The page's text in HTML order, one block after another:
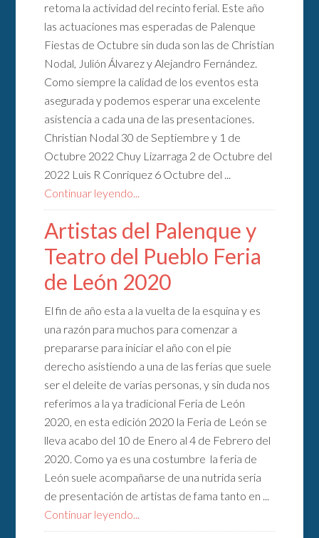
retoma la actividad del recinto ferial. Este año
las actuaciones mas esperadas de Palenque
Fiestas de Octubre sin duda son las de Christian
Nodal, Julión Álvarez y Alejandro Fernández.
Como siempre la calidad de los eventos esta
asegurada y podemos esperar una excelente
asistencia a cada una de las presentaciones.
Christian Nodal 30 de Septiembre y 1 de
Octubre 2022 Chuy Lizarraga 2 de Octubre del
2022 Luis R Conriquez 6 Octubre del ...
Continuar leyendo...
Artistas del Palenque y
Teatro del Pueblo Feria
de León 2020
El fin de año esta a la vuelta de la esquina y es
una razón para muchos para comenzar a
prepararse para iniciar el año con el pie
derecho asistiendo a una de las ferias que suele
ser el deleite de varias personas, y sin duda nos
referimos a la ya tradicional Feria de León
2020, en esta edición 2020 la Feria de León se
lleva acabo del 10 de Enero al 4 de Febrero del
2020. Como ya es una costumbre la feria de
León suele acompañarse de una nutrida seria
de presentación de artistas de fama tanto en ...
Continuar leyendo...